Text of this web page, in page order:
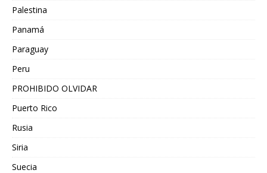
Palestina
Panamá
Paraguay
Peru
PROHIBIDO OLVIDAR
Puerto Rico
Rusia
Siria
Suecia